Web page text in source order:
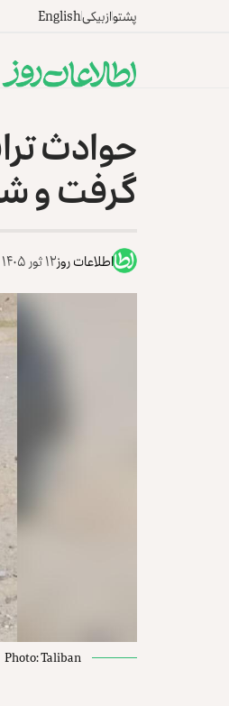
پشتوازبیکیEnglish
حوادث
گرفت و
اطلاعات روز۱۲ ثور ۱۴۰۵ - ۲ می ۲۰۲۶
Photo: Taliban